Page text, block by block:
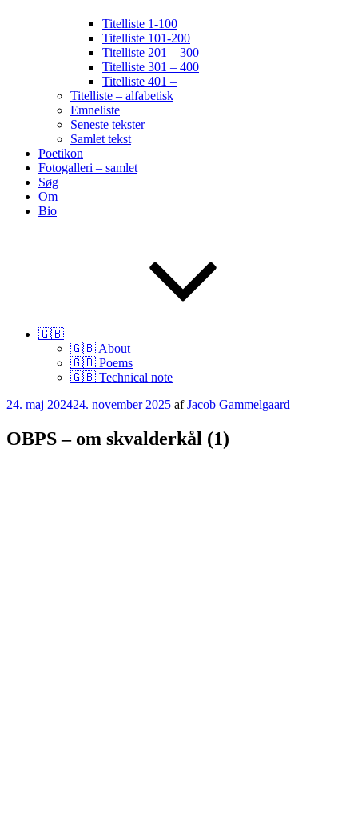
Titelliste 1-100
Titelliste 101-200
Titelliste 201 – 300
Titelliste 301 – 400
Titelliste 401 –
Titelliste – alfabetisk
Emneliste
Seneste tekster
Samlet tekst
Poetikon
Fotogalleri – samlet
Søg
Om
Bio
🇬🇧
🇬🇧 About
🇬🇧 Poems
🇬🇧 Technical note
Udgivet
24. maj 202424. november 2025 afJacob Gammelgaard
OBPS – om skvalderkål (1)